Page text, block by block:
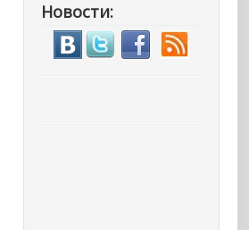
Новости: